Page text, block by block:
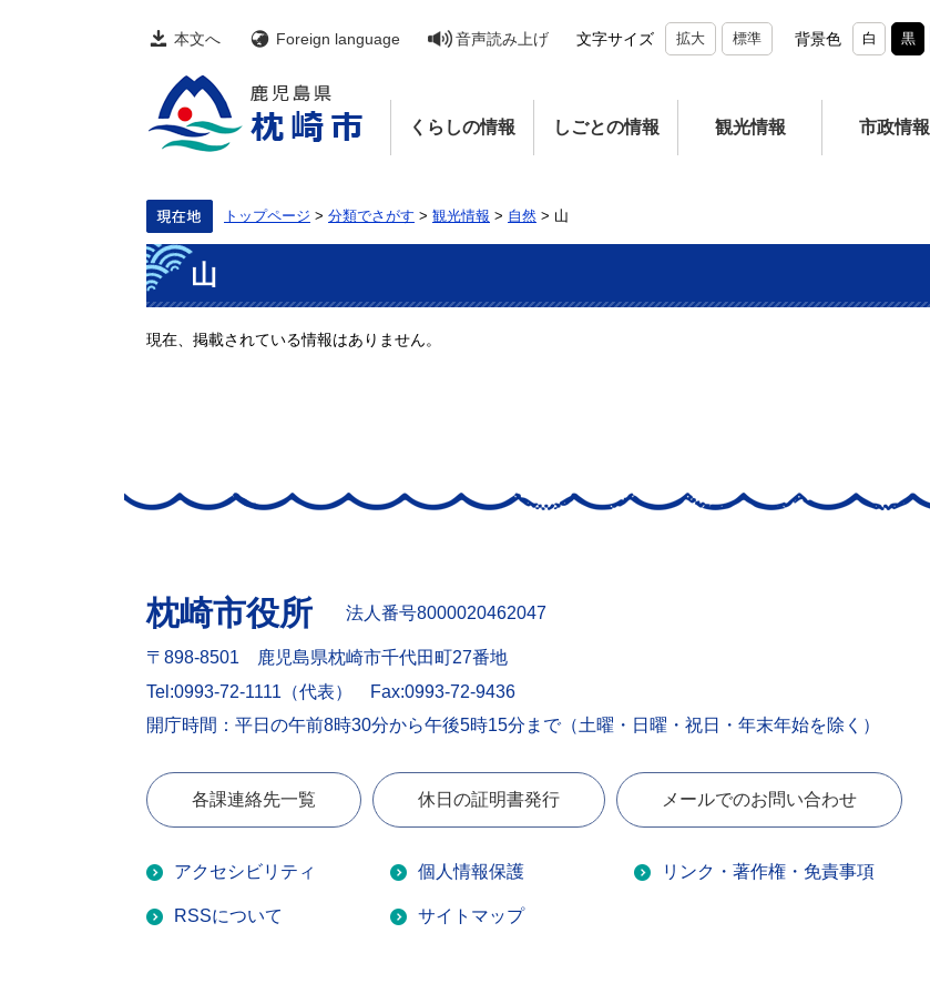
本文へ Foreign language 音声読み上げ 文字サイズ 拡大 標準 背景色 白 黒
くらしの情報 しごとの情報 観光情報 市政情報
トップページ > 分類でさがす > 観光情報 > 自然 > 山
本
文
山
現在、掲載されている情報はありません。
枕崎市役所 法人番号8000020462047
〒898-8501 鹿児島県枕崎市千代田町27番地
Tel:0993-72-1111（代表）
Fax:0993-72-9436
開庁時間：平日の午前8時30分から午後5時15分まで（土曜・日曜・祝日・年末年始を除く）
各課連絡先一覧 休日の証明書発行 メールでのお問い合わせ
アクセシビリティ 個人情報保護 リンク・著作権・免責事項
RSSについて サイトマップ